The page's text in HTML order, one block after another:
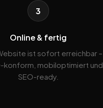
3
Online & fertig
ist sofort erreichbar –
konform, mobiloptimiert und
SEO-ready.